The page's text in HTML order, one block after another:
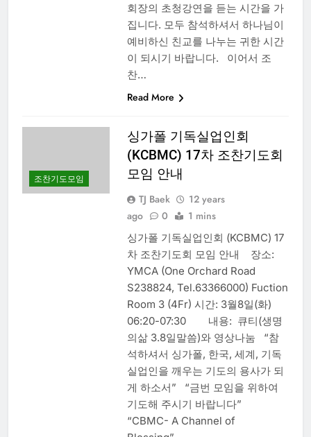
회장의 초청강연을 듣는 시간을 가
집니다. 모두 참석하셔서 하나님이
예비하신 친교를 나누는 귀한 시간
이 되시기 바랍니다. 이어서 조
찬…
Read More
조찬기도모임
싱가폴 기독실업인회
(KCBMC) 17차 조찬기도회
모임 안내
TJ Baek
12 years
ago
0 1 mins
싱가폴 기독실업인회 (KCBMC) 17
차 조찬기도회 모임 안내 장소:
YMCA (One Orchard Road
S238824, Tel.63366000) Fuction
Room 3 (4Fr) 시간: 3월8일(화)
06:20-07:30 내용: 큐티(생명
의삶 3.8일말씀)와 영상나눔 “참
석하셔서 싱가폴, 한국, 세계, 기독
실업인을 깨우는 기도의 용사가 되
게 하소서” “금번 모임을 위하여
기도해 주시기 바랍니다”
“CBMC- A Channel of